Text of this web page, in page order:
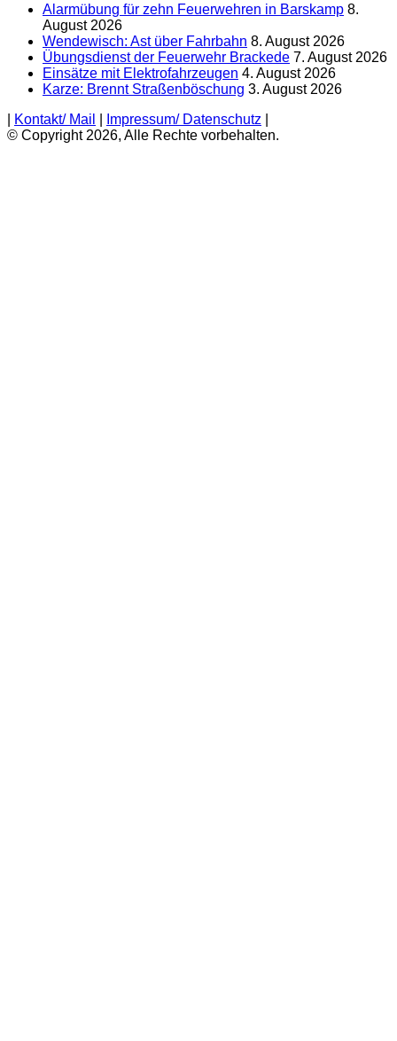
Alarmübung für zehn Feuerwehren in Barskamp 8.
August 2026
Wendewisch: Ast über Fahrbahn 8. August 2026
Übungsdienst der Feuerwehr Brackede 7. August 2026
Einsätze mit Elektrofahrzeugen 4. August 2026
Karze: Brennt Straßenböschung 3. August 2026
Kontakt/ Mail Impressum/ Datenschutz
© Copyright 2026, Alle Rechte vorbehalten.